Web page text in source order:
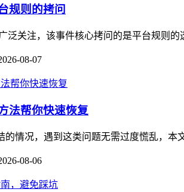
规则的拷问
泛关注，该事件核心拷问的是平台规则
08-07
法帮你快速恢复
的情况，遇到这类问题无需过度慌乱，
08-06